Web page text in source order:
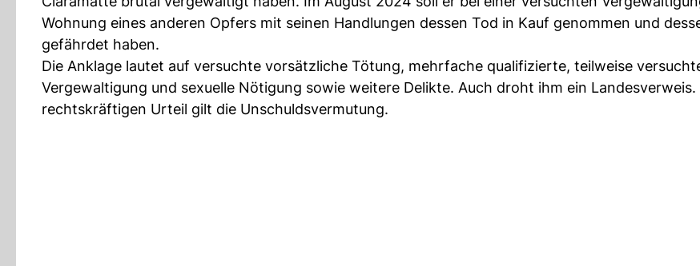
Wohnung eines anderen Opfers mit seinen Handlungen dessen Tod in Kauf genommen und
gefährdet haben.
Die Anklage lautet auf versuchte vorsätzliche Tötung, mehrfache qualifizierte, teilweise
Vergewaltigung und sexuelle Nötigung sowie weitere Delikte. Auch droht ihm ein Landesverweis.
rechtskräftigen Urteil gilt die Unschuldsvermutung.